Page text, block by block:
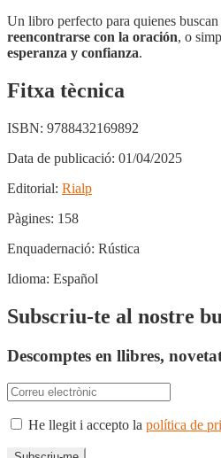
Un libro perfecto para quienes buscan
reencontrarse con la oración, o
esperanza y confianza.
Fitxa tècnica
ISBN: 9788432169892
Data de publicació: 01/04/2025
Editorial: Rialp
Pàgines: 158
Enquadernació: Rústica
Idioma: Español
Subscriu-te al nostre
Descomptes en llibres,
He llegit i accepto la política de